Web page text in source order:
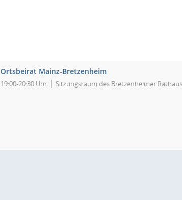
Ortsbeirat Mainz-Bretzenheim
19:00-20:30 Uhr Sitzungsraum des Bretzenheimer